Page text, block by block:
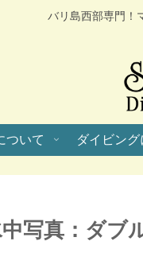
バリ島西部専門！
ついて ダイビング
写真：ダブ